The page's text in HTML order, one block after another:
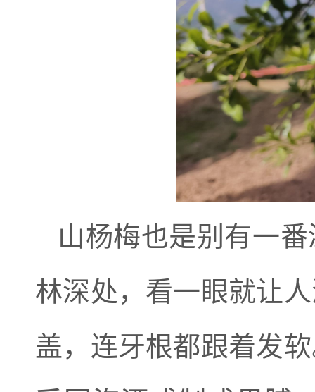
山杨梅也是别有一
林深处，看一眼就让
盖，连牙根都跟着发